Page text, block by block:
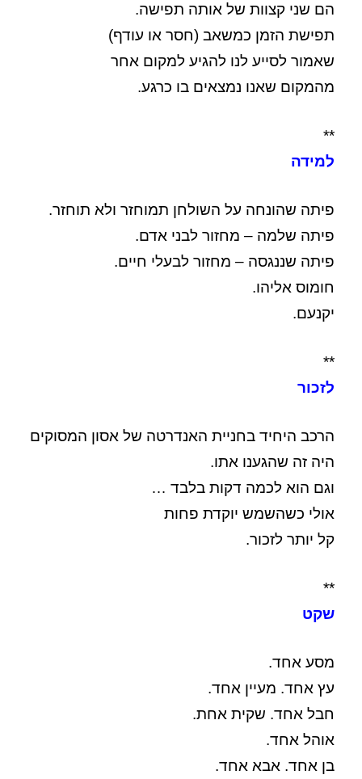
הם שני קצוות של אותה תפישה.
תפישת הזמן כמשאב (חסר או עודף)
שאמור לסייע לנולהגיע למקום אחר
מהמקום שאנו נמצאים בו כרגע.
**
למידה
פיתה שהונחה על השולחן תמוחזר ולא תוחזר.
פיתה שלמה – מחזור לבני אדם.
פיתה שננגסה – מחזור לבעלי חיים.
חומוס אליהו.
יקנעם.
**
לזכור
הרכב היחיד בחניית האנדרטה של אסון המסוקים
היה זה שהגענו אתו.
וגם הוא לכמה דקות בלבד …
אולי כשהשמש יוקדת פחות
קל יותר לזכור.
**
שקט
מסע אחד.
עץ אחד. מעיין אחד.
חבל אחד. שקית אחת.
אוהל אחד.
בן אחד. אבא אחד.